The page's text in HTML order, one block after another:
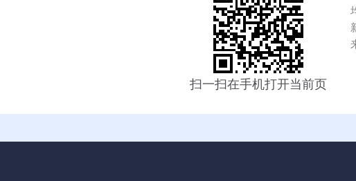
扫一扫在手机打开当前页